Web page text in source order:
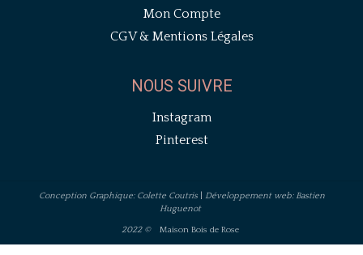
Mon Compte
CGV & Mentions Légales
NOUS SUIVRE
Instagram
Pinterest
Conception Graphique: Colette Coutris|
Développement web: Bastien
Huguenot
2022 © Maison Bois de Rose